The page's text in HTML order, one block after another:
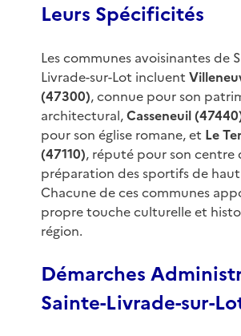
Leurs Spécificités
Les communes avoisinantes de
Livrade-sur-Lot incluent
(47300), connue pour son
architectural,Casseneuil
pour son église romane, et Le
(47110), réputé pour son centre
préparation des sportifs de
Chacune de ces communes
propre touche culturelle et
région.
Démarches
Sainte-Livrade-sur-